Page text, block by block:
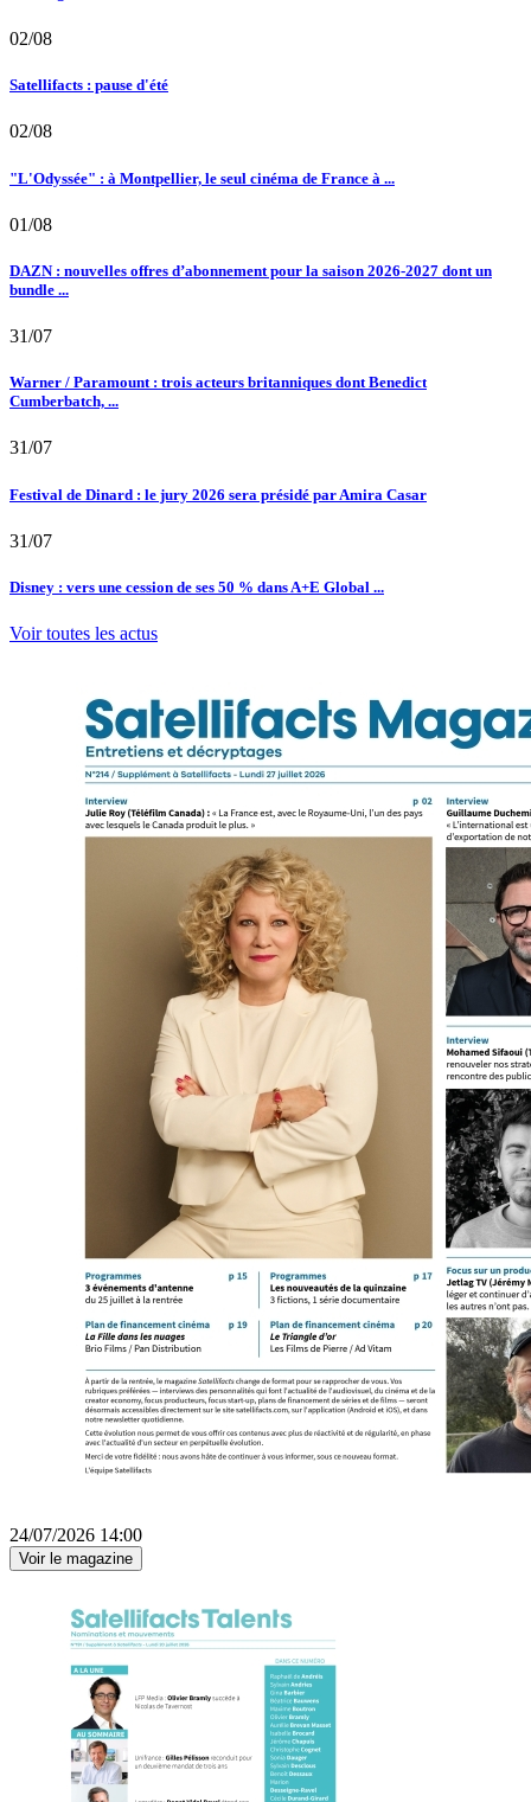
02/08
Satellifacts : pause d'été
02/08
"L'Odyssée" : à Montpellier, le seul cinéma de France à ...
01/08
DAZN : nouvelles offres d’abonnement pour la saison 2026-2027 dont un
bundle ...
31/07
Warner / Paramount : trois acteurs britanniques dont Benedict
Cumberbatch, ...
31/07
Festival de Dinard : le jury 2026 sera présidé par Amira Casar
31/07
Disney : vers une cession de ses 50 % dans A+E Global ...
Voir toutes les actus
24/07/2026 14:00
Voir le magazine